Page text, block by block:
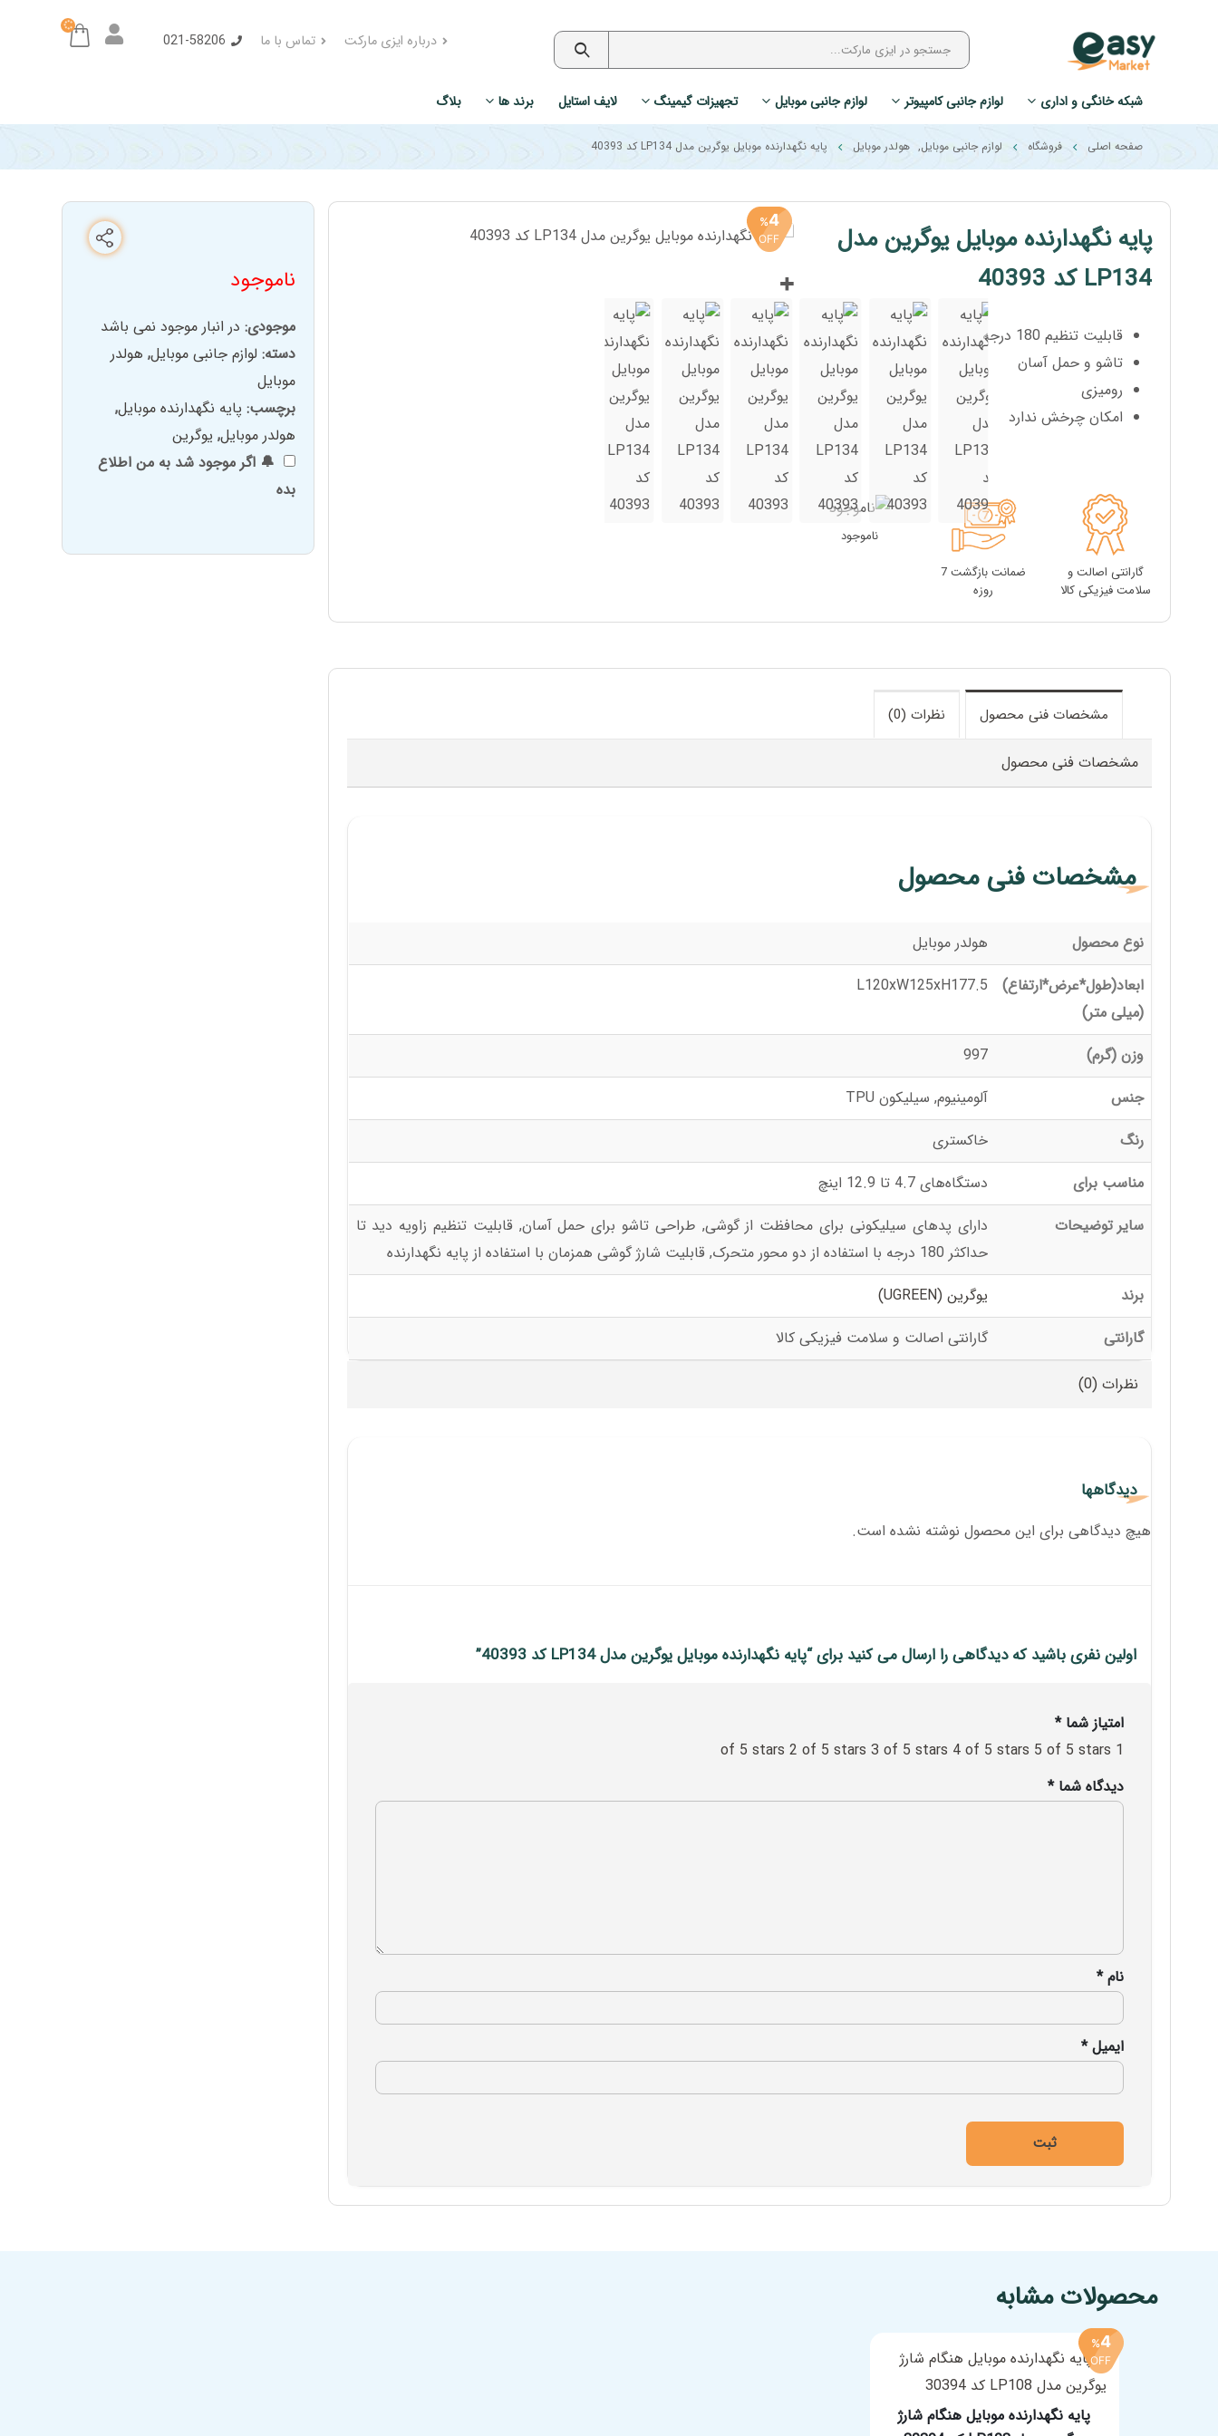
درباره ایزی مارکت تماس با ما 021-58206
شبکه خانگی و اداری لوازم جانبی کامپیوتر لوازم جانبی موبایل تجهیزات گیمینگ لایف استایل برند ها بلاگ
صفحه اصلی فروشگاه لوازم جانبی موبایل, هولدر موبایل پایه نگهدارنده موبایل یوگرین مدل LP134 کد 40393
پایه نگهدارنده موبایل یوگرین مدل
LP134 کد 40393
قابلیت تنظیم 180 درجه
تاشو و حمل آسان
رومیزی
امکان چرخش ندارد
گارانتی اصالت و
سلامت فیزیکی کالا
ضمانت بازگشت 7
روزه
ناموجود
4
%
OFF
ناموجود
موجودی: در انبار موجود نمی باشد
دسته: لوازم جانبی موبایل, هولدر
موبایل
برچسب: پایه نگهدارنده موبایل,
هولدر موبایل, یوگرین
🔔 اگر موجود شد به من اطلاع
بده
مشخصات فنی محصول نظرات (0)
مشخصات فنی محصول
مشخصات فنی محصول
نوع محصول
هولدر موبایل
ابعاد(طول*عرض*ارتفاع)
(میلی متر)
L120xW125xH177.5
وزن (گرم)
997
جنس
آلومینیوم, سیلیکون TPU
رنگ
خاکستری
مناسب برای
دستگاه‌های 4.7 تا 12.9 اینچ
سایر توضیحات
دارای پدهای سیلیکونی برای محافظت از گوشی, طراحی تاشو برای حمل آسان, قابلیت تنظیم زاویه دید تا
حداکثر 180 درجه با استفاده از دو محور متحرک, قابلیت شارژ گوشی همزمان با استفاده از پایه نگهدارنده
برند
یوگرین (UGREEN)
گارانتی
گارانتی اصالت و سلامت فیزیکی کالا
نظرات (0)
دیدگاهها
هیچ دیدگاهی برای این محصول نوشته نشده است.
اولین نفری باشید که دیدگاهی را ارسال می کنید برای “پایه نگهدارنده موبایل یوگرین مدل LP134 کد 40393”
امتیاز شما*
1 of 5 stars
2 of 5 stars 3 of 5 stars 4 of 5 stars 5 of 5 stars
دیدگاه شما*
نام*
ایمیل*
محصولات مشابه
4
%
OFF
پایه نگهدارنده موبایل هنگام شارژ